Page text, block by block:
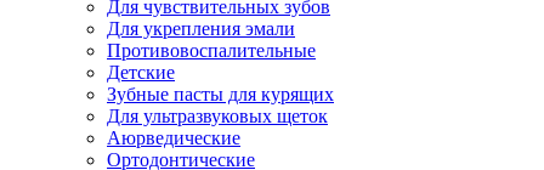
Для чувствительных зубов
Для укрепления эмали
Противовоспалительные
Детские
Зубные пасты для курящих
Для ультразвуковых щеток
Аюрведические
Ортодонтические